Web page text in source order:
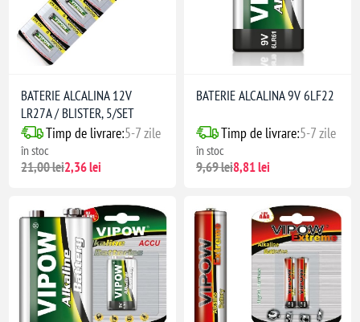
BATERIE ALCALINA 12V
LR27A / BLISTER, 5/SET
Timp de livrare:5-7 zile
în stoc
21,00 lei2,36 lei
BATERIE ALCALINA 9V 6LF22
Timp de livrare:5-7 zile
în stoc
9,69 lei8,81 lei